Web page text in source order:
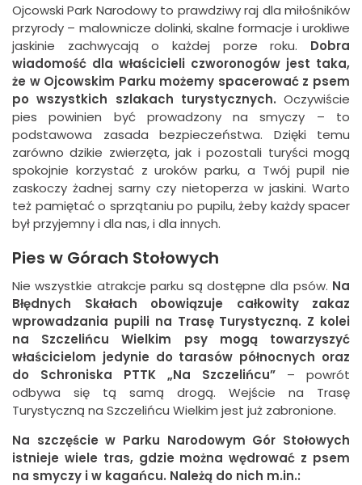
Ojcowski Park Narodowy to prawdziwy raj dla miłośników
przyrody – malownicze dolinki, skalne formacje i urokliwe
jaskinie zachwycają o każdej porze roku. Dobra
wiadomość dla właścicieli czworonogów jest taka,
że w Ojcowskim Parku możemy spacerować z psem
po wszystkich szlakach turystycznych. Oczywiście
pies powinien być prowadzony na smyczy – to
podstawowa zasada bezpieczeństwa. Dzięki temu
zarówno dzikie zwierzęta, jak i pozostali turyści mogą
spokojnie korzystać z uroków parku, a Twój pupil nie
zaskoczy żadnej sarny czy nietoperza w jaskini. Warto
też pamiętać o sprzątaniu po pupilu, żeby każdy spacer
był przyjemny i dla nas, i dla innych.
Pies w Górach Stołowych
Nie wszystkie atrakcje parku są dostępne dla psów. Na
Błędnych Skałach obowiązuje całkowity zakaz
wprowadzania pupili na Trasę Turystyczną. Z kolei
na Szczelińcu Wielkim psy mogą towarzyszyć
właścicielom jedynie do tarasów północnych oraz
do Schroniska PTTK „Na Szczelińcu” – powrót
odbywa się tą samą drogą. Wejście na Trasę
Turystyczną na Szczelińcu Wielkim jest już zabronione.
Na szczęście w Parku Narodowym Gór Stołowych
istnieje wiele tras, gdzie można wędrować z psem
na smyczy i w kagańcu. Należą do nich m.in.: